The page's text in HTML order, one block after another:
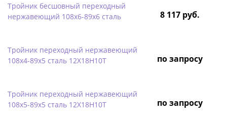
Тройник бесшовный переходный
нержавеющий 108х6-89х6 сталь
8 117 руб.
Тройник переходный нержавеющий
108х4-89х5 сталь 12Х18Н10Т
по запросу
Тройник переходный нержавеющий
108х5-89х5 сталь 12Х18Н10Т
по запросу